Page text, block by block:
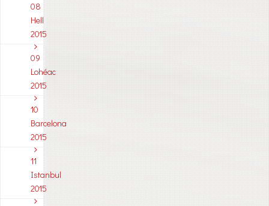
08
Hell
2015
09
Lohéac
2015
10
Barcelona
2015
11
Istanbul
2015